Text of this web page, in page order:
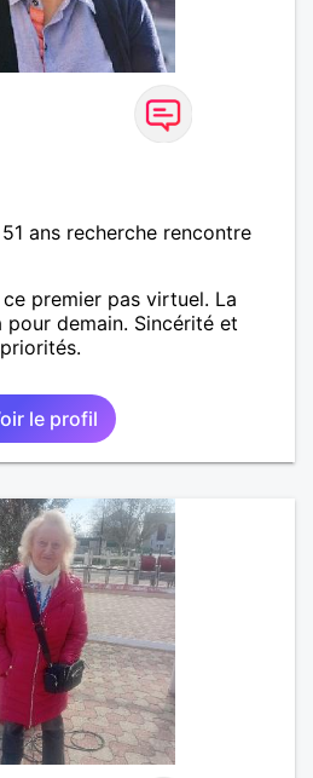
ans recherche rencontre
premier pas virtuel. La
demain. Sincérité et
le profil